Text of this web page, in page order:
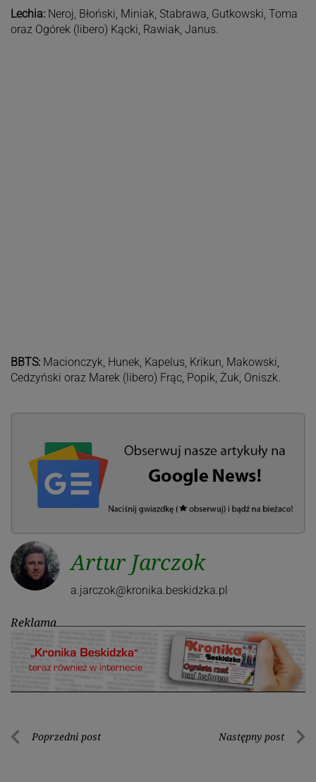
Lechia:Neroj, Błoński, Miniak, Stabrawa, Gutkowski, Toma
oraz Ogórek (libero) Kącki, Rawiak, Janus.
BBTS:Macionczyk, Hunek, Kapelus, Krikun, Makowski,
Cedzyński oraz Marek (libero) Frąc, Popik, Żuk, Oniszk.
Artur Jarczok
a.jarczok@kronika.beskidzka.pl
Reklama
Nawigacja
Poprzedni post Następny post